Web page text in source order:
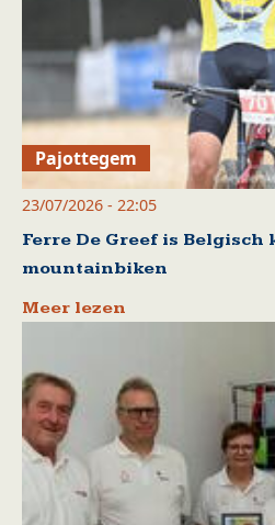
Pajottegem
23/07/2026 - 22:05
Ferre De Greef is Belgisch
mountainbiken
Meer lezen